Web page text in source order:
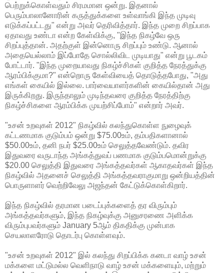
பெற்றுக்கொள்வதும் சிரமமான ஒன்று. இதனால்
பெரும்பாலானோரின் கருத்துக்களை உள்வாங்கி இந்த முடிவு
எடுக்கப்பட்டது" என்று அவர் தெரிவித்தார். இந்த முறை சிறப்பாக
ஏதாவது உண்டா என்ற கேள்விக்கு, "இந்த நிகழ்வே ஒரு
சிறப்புத்தான். அதற்குள் இன்னொரு சிறப்பும் உண்டு. ஆனால்
அதையெல்லாம் இப்போதே சொல்லிவிட முடியாது" என்று பூடகம்
போட்டார். "இந்த முறையாவது நிகழ்ச்சிகள் குறித்த நேரத்துக்கு
ஆரம்பிக்குமா?" என்றொரு கேள்வியைத் தொடுத்தபோது, "அது
எங்கள் கையில் இல்லை. பார்வையாளர்களின் கையில்தான் அது
இருக்கிறது. இருந்தாலும் முடிந்தவரை குறித்த நேரத்திற்கு
நிகழ்ச்சிகளை ஆரம்பிக்க முயற்சிப்போம்" என்றார் அவர்.
"உசன் உறவுகள் 2012" நிகழ்வில் கலந்துகொள்ள நுழைவுக்
கட்டணமாக குடும்பம் ஒன்று $75.00உம், தம்பதிகளானால்
$50.00உம், தனி நபர் $25.00உம் செலுத்தவேண்டும். தவிர
இதுவரை வருடாந்த அங்கத்துவப் பணமாக குடும்பமொன்றுக்கு
$20.00 செலுத்தி இதுவரை அங்கத்தவர்கள் ஆகாதவர்கள் இந்த
நிகழ்வில் அதனைச் செலுத்தி அங்கத்தவராகுமாறு ஒன்றியத்தின்
பொருளாளர் வெற்றிவேலு அஜந்தன் கேட்டுக்கொள்கிறார்.
இந்த நிகழ்வில் தரமான படைப்புக்களைத் தர விரும்பும்
அங்கத்தவர்களும், இந்த நிகழ்வுக்கு அனுசரணை அளிக்க
விரும்புபவர்களும் January 5ஆம் திகதிக்கு முன்பாக
செயலாளரோடு தொடர்பு கொள்ளவும்.
"உசன் உறவுகள் 2012" இல் கலந்து சிறப்பிக்க கனடா வாழ் உசன்
மக்களை மட்டுமல்ல வெளிநாடு வாழ் உசன் மக்களையும், மற்றும்